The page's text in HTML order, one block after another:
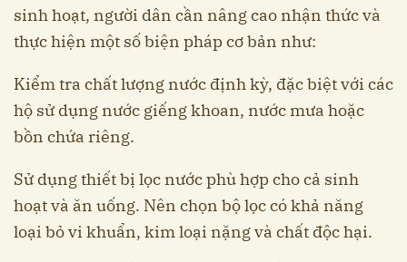
sinh hoạt, người dân cần nâng cao nhận thức và
thực hiện một số biện pháp cơ bản như:
Kiểm tra chất lượng nước định kỳ, đặc biệt với các
hộ sử dụng nước giếng khoan, nước mưa hoặc
bồn chứa riêng.
Sử dụng thiết bị lọc nước phù hợp cho cả sinh
hoạt và ăn uống. Nên chọn bộ lọc có khả năng
loại bỏ vi khuẩn, kim loại nặng và chất độc hại.